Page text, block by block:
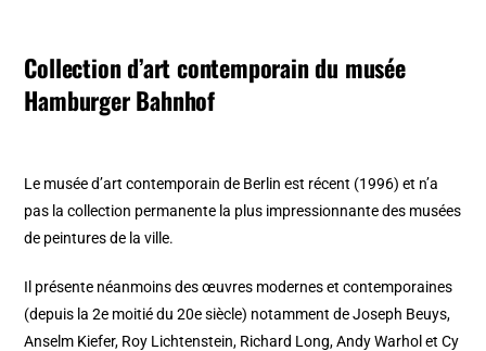
Collection d’art contemporain du musée
Hamburger Bahnhof
Le musée d’art contemporain de Berlin est récent (1996) et n’a
pas la collection permanente la plus impressionnante des musées
de peintures de la ville.
Il présente néanmoins des œuvres modernes et contemporaines
(depuis la 2e moitié du 20e siècle) notamment de Joseph Beuys,
Anselm Kiefer, Roy Lichtenstein, Richard Long, Andy Warhol et Cy